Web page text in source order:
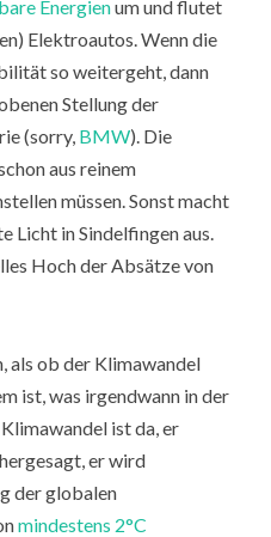
Energienum und flutet
Elektroautos. Wenn die
so weitergeht, dann
Stellung der
(sorry, BMW). Die
aus reinem
müssen. Sonst macht
Licht in Sindelfingen aus.
Hoch der Absätze von
als ob der Klimawandel
ist, was irgendwann in der
ist da, er
er wird
der globalen
mindestens 2°C